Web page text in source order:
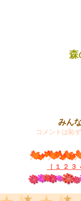
森
みん
コメントは恥
［ １ ２ ３